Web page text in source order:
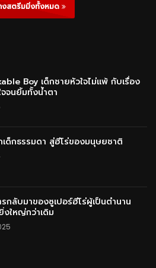
งสตรีมมิ่งทั้งหมด
Boy เด็กชายหัวใจไม่แพ้ กับเรื่อง
จนยิ้มทั้งน้ำตา
เด็กธรรมดา สู่ฮีโร่ของมนุษยชาติ
กลับมาของซูเปอร์ฮีโร่ผู้เป็นตำนาน
ใหญ่กว่าเดิม